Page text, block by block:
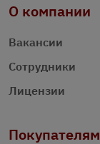
О компании
Вакансии
Сотрудники
Лицензии
Покупателям